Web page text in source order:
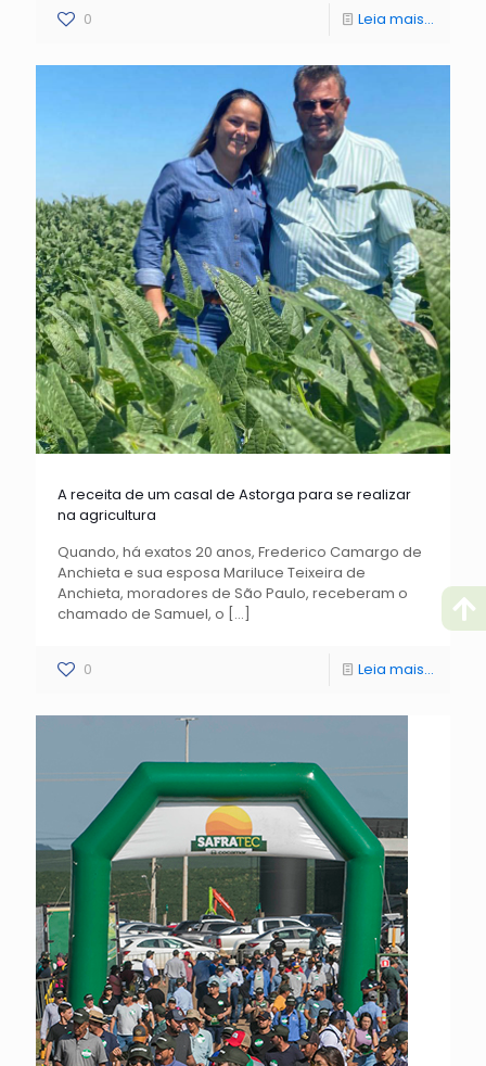
0 Leia mais...
A receita de um casal de Astorga para se realizar
na agricultura
Quando, há exatos 20 anos, Frederico Camargo de
Anchieta e sua esposa Mariluce Teixeira de
Anchieta, moradores de São Paulo, receberam o
chamado de Samuel, o […]
0 Leia mais...